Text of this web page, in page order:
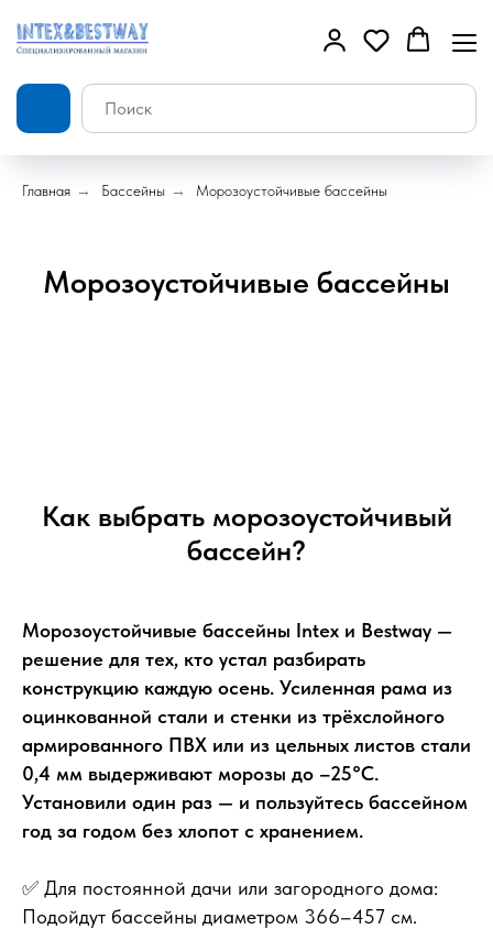
Главная → Бассейны → Морозоустойчивые бассейны
Морозоустойчивые бассейны
Как выбрать морозоустойчивый
бассейн?
Морозоустойчивые бассейны Intex и Bestway —
решение для тех, кто устал разбирать
конструкцию каждую осень. Усиленная рама из
оцинкованной стали и стенки из трёхслойного
армированного ПВХ или из цельных листов стали
0,4 мм выдерживают морозы до –25°С.
Установили один раз — и пользуйтесь бассейном
год за годом без хлопот с хранением.
✅ Для постоянной дачи или загородного дома:
Подойдут бассейны диаметром 366–457 см.